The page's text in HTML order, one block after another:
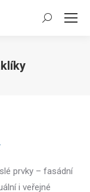
Search:
prvky – fasádní
i veřejné